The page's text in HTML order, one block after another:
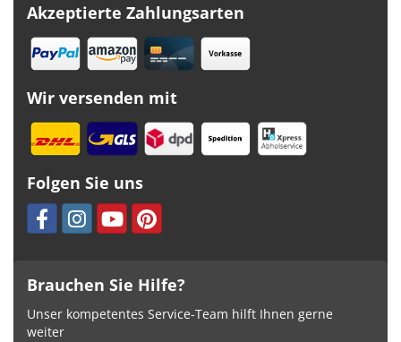
Akzeptierte Zahlungsarten
Wir versenden mit
Folgen Sie uns
Brauchen Sie Hilfe?
Unser kompetentes Service-Team hilft Ihnen gerne
weiter